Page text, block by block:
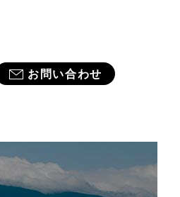
お問い合わせ